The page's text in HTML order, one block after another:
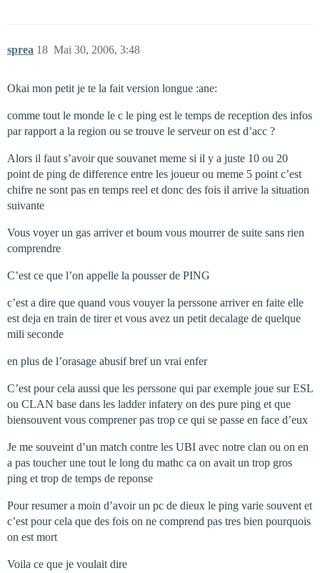
sprea Mai 30, 2006, 3:48
18
Okai mon petit je te la fait version longue :ane:
comme tout le monde le c le ping est le temps de reception des infos
par rapport a la region ou se trouve le serveur on est d’acc ?
Alors il faut s’avoir que souvanet meme si il y a juste 10 ou 20
point de ping de difference entre les joueur ou meme 5 point c’est
chifre ne sont pas en temps reel et donc des fois il arrive la situation
suivante
Vous voyer un gas arriver et boum vous mourrer de suite sans rien
comprendre
C’est ce que l’on appelle la pousser de PING
c’est a dire que quand vous vouyer la perssone arriver en faite elle
est deja en train de tirer et vous avez un petit decalage de quelque
mili seconde
en plus de l’orasage abusif bref un vrai enfer
C’est pour cela aussi que les perssone qui par exemple joue sur ESL
ou CLAN base dans les ladder infatery on des pure ping et que
biensouvent vous comprener pas trop ce qui se passe en face d’eux
Je me souveint d’un match contre les UBI avec notre clan ou on en
a pas toucher une tout le long du mathc ca on avait un trop gros
ping et trop de temps de reponse
Pour resumer a moin d’avoir un pc de dieux le ping varie souvent et
c’est pour cela que des fois on ne comprend pas tres bien pourquois
on est mort
Voila ce que je voulait dire